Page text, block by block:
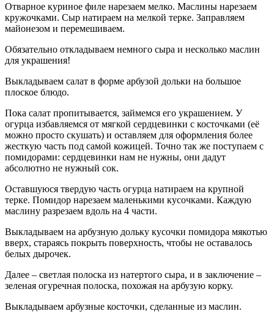
Отварное куриное филе нарезаем мелко. Маслины нарезаем
кружочками. Сыр натираем на мелкой терке. Заправляем
майонезом и перемешиваем.
Обязательно откладываем немного сыра и несколько маслин
для украшения!
Выкладываем салат в форме арбузой дольки на большое
плоское блюдо.
Пока салат пропитывается, займемся его украшением. У
огурца избавляемся от мягкой сердцевинки с косточками (её
можно просто скушать) и оставляем для оформления более
жесткую часть под самой кожицей. Точно так же поступаем с
помидорами: сердцевинки нам не нужны, они дадут
абсолютно не нужный сок.
Оставшуюся твердую часть огурца натираем на крупной
терке. Помидор нарезаем маленькими кусочками. Каждую
маслину разрезаем вдоль на 4 части.
Выкладываем на арбузную дольку кусочки помидора мякотью
вверх, стараясь покрыть поверхность, чтобы не оставалось
белых дырочек.
Далее – светлая полоска из натертого сыра, и в заключение –
зеленая огуречная полоска, похожая на арбузую корку.
Выкладываем арбузные косточки, сделанные из маслин.